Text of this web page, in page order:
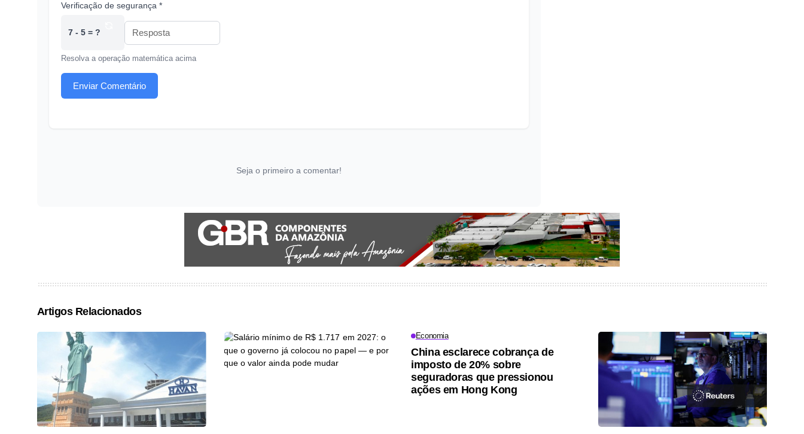
Verificação de segurança *
7 - 5 = ?
Resolva a operação matemática acima
Enviar Comentário
Seja o primeiro a comentar!
Artigos Relacionados
Economia
China esclarece cobrança de
imposto de 20% sobre
seguradoras que pressionou
ações em Hong Kong